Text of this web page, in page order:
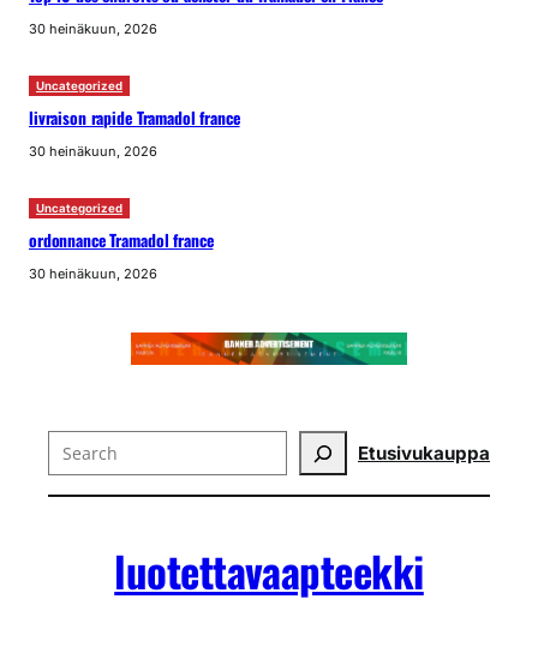
30 heinäkuun, 2026
Uncategorized
livraison rapide Tramadol france
30 heinäkuun, 2026
Uncategorized
ordonnance Tramadol france
30 heinäkuun, 2026
Search Etusivukauppa
luotettavaapteekki